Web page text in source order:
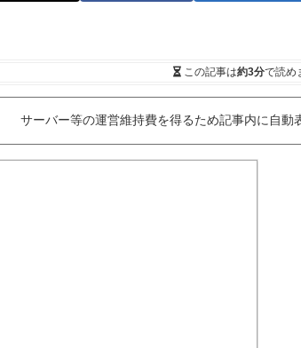
この記事は約3分で読め
サーバー等の運営維持費を得るため記事内に自動